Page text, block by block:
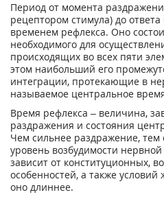
Период от момента
рецептором стимула) до
временем рефлекса. Оно
необходимого для
происходящих во всех пяти
этом наибольший его
интеграции, протекающие в
называемое центральное
Время рефлекса – величина,
раздражения и состояния
Чем сильнее раздражение,
уровень возбудимости
зависит от конституционных,
особенностей, а также
оно длиннее.